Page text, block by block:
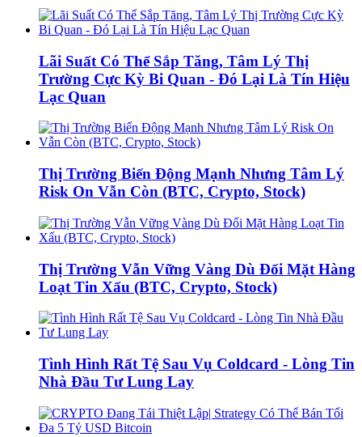
Lãi Suất Có Thể Sắp Tăng, Tâm Lý Thị
Trường Cực Kỳ Bi Quan - Đó Lại Là Tín Hiệu
Lạc Quan
Thị Trường Biến Động Mạnh Nhưng Tâm Lý
Risk On Vẫn Còn (BTC, Crypto, Stock)
Thị Trường Vẫn Vững Vàng Dù Đối Mặt Hàng
Loạt Tin Xấu (BTC, Crypto, Stock)
Tình Hình Rất Tệ Sau Vụ Coldcard - Lòng Tin
Nhà Đầu Tư Lung Lay